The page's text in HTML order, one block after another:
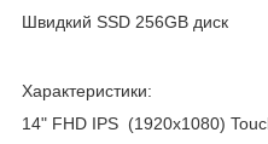
Швидкий SSD 256GB диск
Характеристики:
14" FHD IPS (1920x1080)